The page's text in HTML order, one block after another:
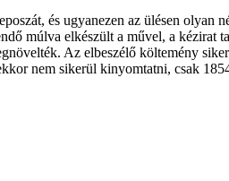
és ugyanezen az ülésen olyan
múlva elkészült a művel, a kézirat
Az elbeszélő költemény
nem sikerül kinyomtatni, csak